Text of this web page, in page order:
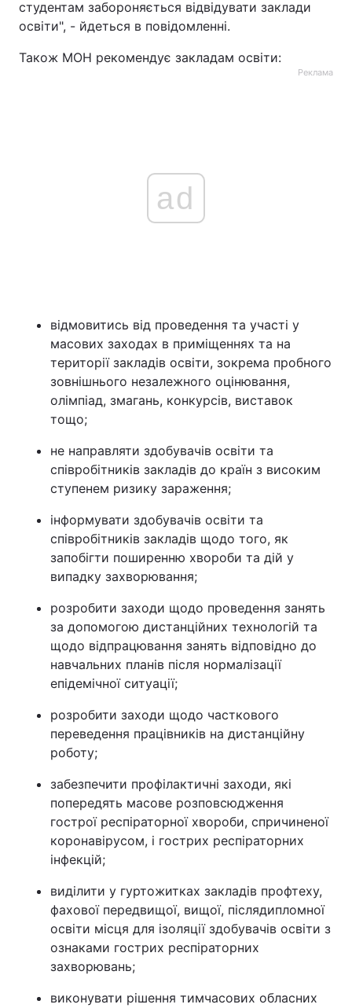
студентам забороняється відвідувати заклади
освіти", - йдеться в повідомленні.
Також МОН рекомендує закладам освіти:
Реклама
ad
відмовитись від проведення та участі у
масових заходах в приміщеннях та на
території закладів освіти, зокрема пробного
зовнішнього незалежного оцінювання,
олімпіад, змагань, конкурсів, виставок
тощо;
не направляти здобувачів освіти та
співробітників закладів до країн з високим
ступенем ризику зараження;
інформувати здобувачів освіти та
співробітників закладів щодо того, як
запобігти поширенню хвороби та дій у
випадку захворювання;
розробити заходи щодо проведення занять
за допомогою дистанційних технологій та
щодо відпрацювання занять відповідно до
навчальних планів після нормалізації
епідемічної ситуації;
розробити заходи щодо часткового
переведення працівників на дистанційну
роботу;
забезпечити профілактичні заходи, які
попередять масове розповсюдження
гострої респіраторної хвороби, спричиненої
коронавірусом, і гострих респіраторних
інфекцій;
виділити у гуртожитках закладів профтеху,
фахової передвищої, вищої, післядипломної
освіти місця для ізоляції здобувачів освіти з
ознаками гострих респіраторних
захворювань;
виконувати рішення тимчасових обласних